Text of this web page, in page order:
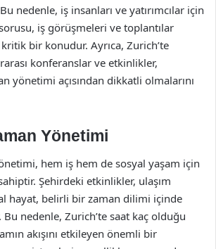
nedenle, iş insanları ve yatırımcılar için
iş görüşmeleri ve toplantılar
kritik bir konudur. Ayrıca, Zurich’te
konferanslar ve etkinlikler,
yönetimi açısından dikkatli olmalarını
Yönetimi
hem iş hem de sosyal yaşam için
Şehirdeki etkinlikler, ulaşım
hayat, belirli bir zaman dilimi içinde
nedenle, Zurich’te saat kaç olduğu
akışını etkileyen önemli bir